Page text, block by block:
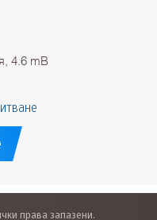
4.6 mB
права запазени.